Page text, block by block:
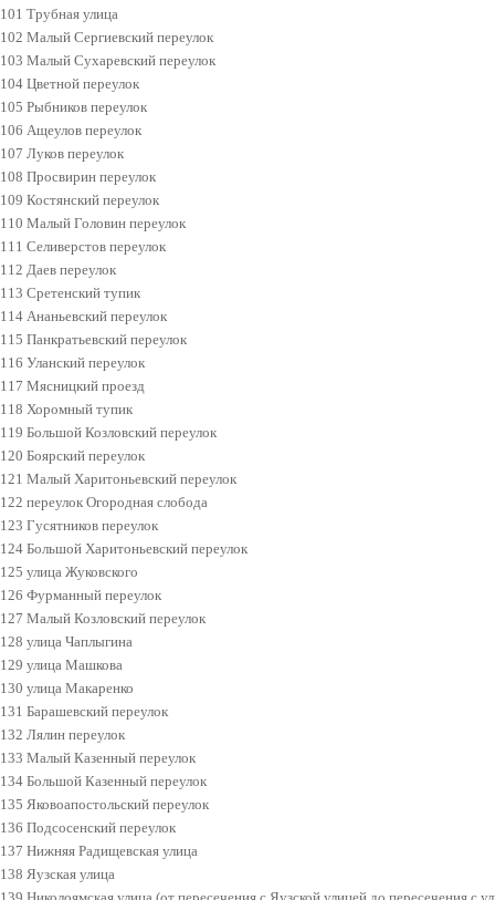
101 Трубная улица
102 Малый Сергиевский переулок
103 Малый Сухаревский переулок
104 Цветной переулок
105 Рыбников переулок
106 Ащеулов переулок
107 Луков переулок
108 Просвирин переулок
109 Костянский переулок
110 Малый Головин переулок
111 Селиверстов переулок
112 Даев переулок
113 Сретенский тупик
114 Ананьевский переулок
115 Панкратьевский переулок
116 Уланский переулок
117 Мясницкий проезд
118 Хоромный тупик
119 Большой Козловский переулок
120 Боярский переулок
121 Малый Харитоньевский переулок
122 переулок Огородная слобода
123 Гусятников переулок
124 Большой Харитоньевский переулок
125 улица Жуковского
126 Фурманный переулок
127 Малый Козловский переулок
128 улица Чаплыгина
129 улица Машкова
130 улица Макаренко
131 Барашевский переулок
132 Лялин переулок
133 Малый Казенный переулок
134 Большой Казенный переулок
135 Яковоапостольский переулок
136 Подсосенский переулок
137 Нижняя Радищевская улица
138 Яузская улица